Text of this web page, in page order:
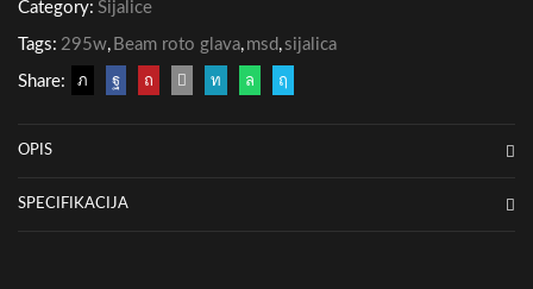
Category: Sijalice
Tags: 295w, Beam roto glava, msd ,sijalica
Share:
OPIS
SPECIFIKACIJA